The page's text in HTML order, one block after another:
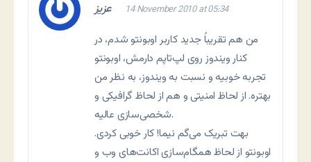
عزیز 14 November 2010 at 05:34
من هم تقریباً جدید کاربر اوبونتو شدم، در
کنار ویندوز روی لپ‌تاپم دارمش، اوبونتو
تجربه خوبیه و نسبت به ویندوز، به نظر من
بهتره. از لحاظ امنیتی و هم از لحاظ گرافیکی و
شخصی‌سازی عالیه.
بهت تبریک می‌گم نیما! کار خوبی کردی.
اوبونتو از لحاظ همگام‌سازی اکانت‌های وب و